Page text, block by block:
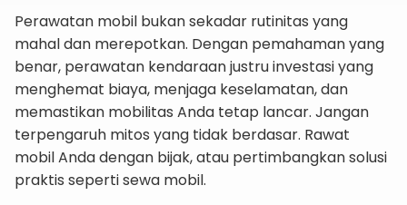
Perawatan mobil bukan sekadar rutinitas yang
mahal dan merepotkan. Dengan pemahaman yang
benar, perawatan kendaraan justru investasi yang
menghemat biaya, menjaga keselamatan, dan
memastikan mobilitas Anda tetap lancar. Jangan
terpengaruh mitos yang tidak berdasar. Rawat
mobil Anda dengan bijak, atau pertimbangkan solusi
praktis seperti sewa mobil.